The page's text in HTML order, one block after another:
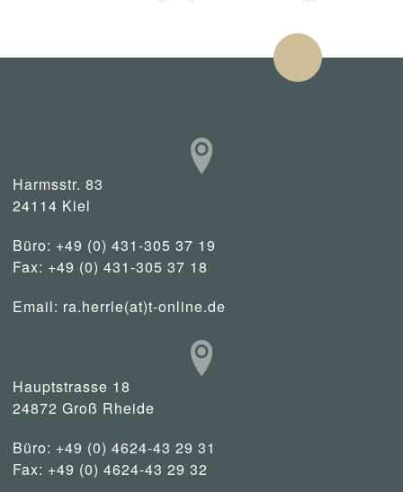
Harmsstr. 83
24114 Kiel
Büro: +49 (0) 431-305 37 19
Fax: +49 (0) 431-305 37 18
Email: ra.herrle(at)t-online.de
Hauptstrasse 18
24872 Groß Rheide
Büro: +49 (0) 4624-43 29 31
Fax: +49 (0) 4624-43 29 32